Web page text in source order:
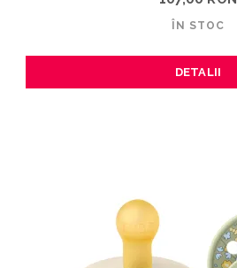
ÎN STOC
DETALII